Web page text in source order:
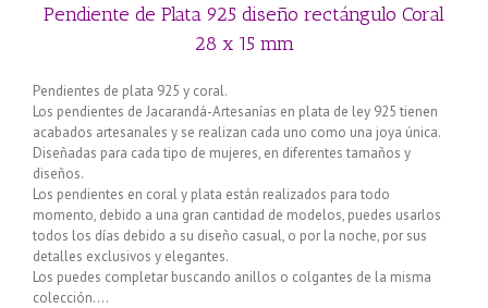
Pendiente de Plata 925 diseño rectángulo Coral
28 x 15 mm
Pendientes de plata 925 y coral.
Los pendientes de Jacarandá-Artesanías en plata de ley 925 tienen
acabados artesanales y se realizan cada uno como una joya única.
Diseñadas para cada tipo de mujeres, en diferentes tamaños y
diseños.
Los pendientes en coral y plata están realizados para todo
momento, debido a una gran cantidad de modelos, puedes usarlos
todos los días debido a su diseño casual, o por la noche, por sus
detalles exclusivos y elegantes.
Los puedes completar buscando anillos o colgantes de la misma
colección….